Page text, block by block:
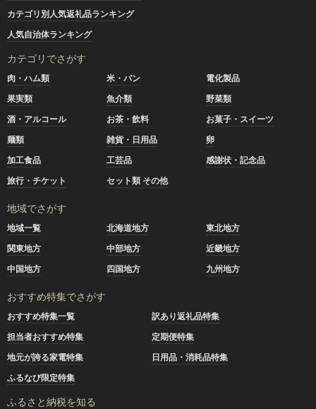
カテゴリ別人気返礼品ランキング
人気自治体ランキング
カテゴリでさがす
肉・ハム類 米・パン
電化製品
果実類
魚介類
野菜類
酒・アルコール
お茶・飲料
お菓子・スイーツ
麺類
雑貨・日用品
卵
加工食品
工芸品
感謝状・記念品
旅行・チケット
セット類 その他
地域でさがす
地域一覧 北海道地方
東北地方
関東地方
中部地方
近畿地方
中国地方
四国地方 九州地方
おすすめ特集でさがす
おすすめ特集一覧
訳あり返礼品特集
担当者おすすめ特集
定期便特集
地元が誇る家電特集
日用品・消耗品特集
ふるなび限定特集
ふるさと納税を知る